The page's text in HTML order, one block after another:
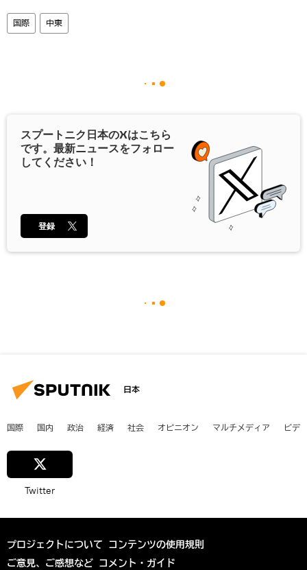
国際 中東
スプートニク日本のXはこちら
です。最新ニュースをフォロー
してください！
登録
日本
国際 国内 政治 経済 社会 オピニオン マルチメディア ビデ
Twitter
プロジェクトについて コンテンツの使用規則
ご意見、ご感想など コメント・ガイド